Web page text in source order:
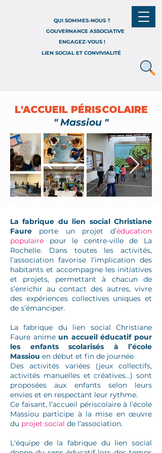
QUI SOMMES-NOUS ?
GOUVERNANCE ASSOCIATIVE
ENGAGEZ-VOUS !
LIEN SOCIAL ET CONVIVIALITÉ
L'ACCUEIL PÉRISCOLAIRE
" Massiou "
La fabrique du lien social Christiane
Faure porte un projet d’éducation
populaire pour le centre-ville de La
Rochelle. Dans toutes les activités,
l’association favorise l’implication des
habitants et accompagne les initiatives
et projets, permettant à chacun de
s’enrichir au contact des autres, vivre
des expériences collectives uniques et
de s’émanciper.
La fabrique du lien social Christiane
Faure anime un accueil éducatif pour
les enfants scolarisés à l’école
Massiou en début et fin de journée.
Des activités variées (jeux collectifs,
activités manuelles et créatives…) sont
proposées aux enfants selon leurs
envies et en respectant leur rythme.
Ce faisant, l’accueil périscolaire à l’école
Massiou participe à la mise en œuvre
du projet social de l’association.
L'équipe de la fabrique du lien social